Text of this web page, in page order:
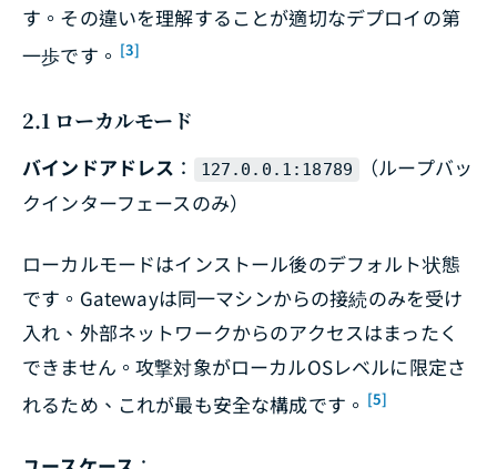
す。その違いを理解することが適切なデプロイの第
一歩です。 [3]
2.1 ローカルモード
バインドアドレス ： 127.0.0.1:18789
（ループバッ
クインターフェースのみ）
ローカルモードはインストール後のデフォルト状態
です。Gatewayは同一マシンからの接続のみを受け
入れ、外部ネットワークからのアクセスはまったく
できません。攻撃対象がローカルOSレベルに限定さ
れるため、これが最も安全な構成です。 [5]